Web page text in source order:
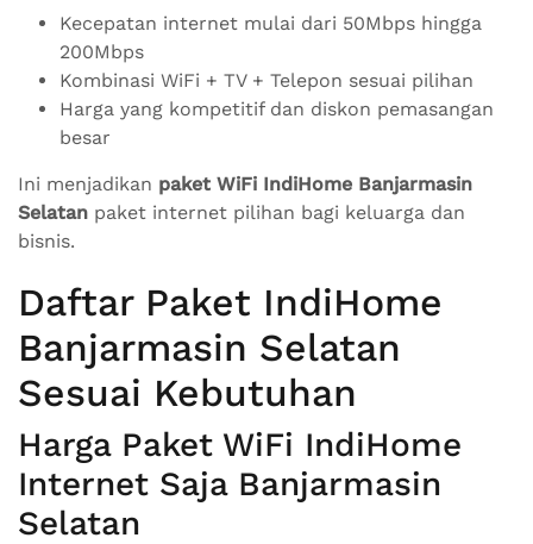
Kecepatan internet mulai dari 50Mbps hingga
200Mbps
Kombinasi WiFi + TV + Telepon sesuai pilihan
Harga yang kompetitif dan diskon pemasangan
besar
Ini menjadikan paket WiFi IndiHome Banjarmasin
Selatan paket internet pilihan bagi keluarga dan
bisnis.
Daftar Paket IndiHome
Banjarmasin Selatan
Sesuai Kebutuhan
Harga Paket WiFi IndiHome
Internet Saja Banjarmasin
Selatan